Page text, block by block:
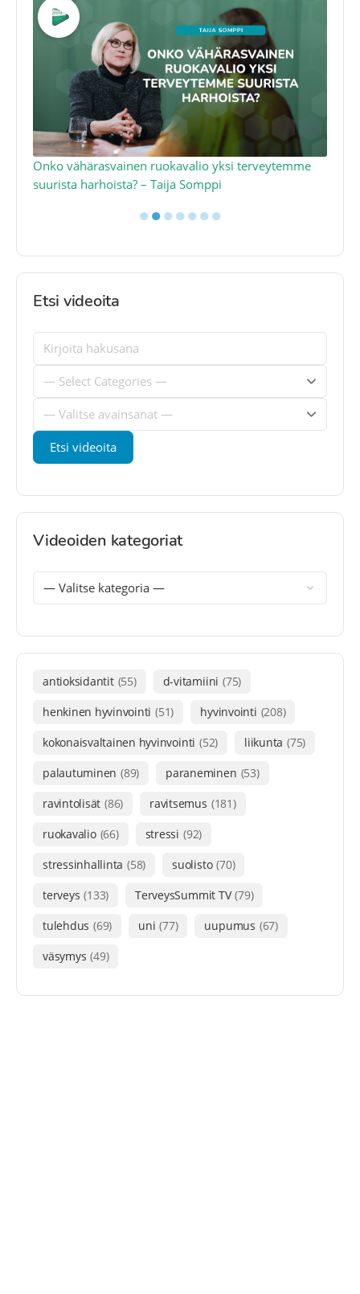
Onko vähärasvainen ruokavalio yksi terveytemme
suurista harhoista? – Taija Somppi
●●●●●●●
Etsi videoita
Videoiden kategoriat
antioksidantit (55) d-vitamiini (75)
henkinen hyvinvointi (51) hyvinvointi (208)
kokonaisvaltainen hyvinvointi (52) liikunta (75)
palautuminen (89) paraneminen (53)
ravintolisät (86) ravitsemus (181)
ruokavalio (66) stressi (92)
stressinhallinta (58) suolisto (70)
terveys (133) TerveysSummit TV (79)
tulehdus (69) uni (77) uupumus (67)
väsymys (49)